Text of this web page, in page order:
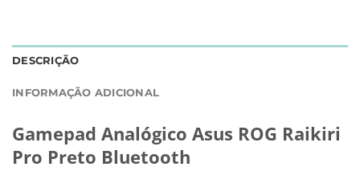
DESCRIÇÃO
INFORMAÇÃO ADICIONAL
Gamepad Analógico Asus ROG Raikiri
Pro Preto Bluetooth